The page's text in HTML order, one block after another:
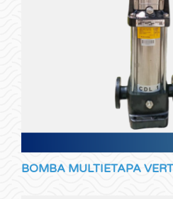
BOMBA MULTIETAPA